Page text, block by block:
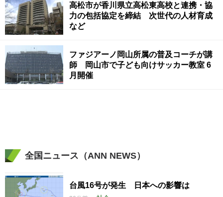
高松市が香川県立高松東高校と連携・協
力の包括協定を締結 次世代の人材育成
など
ファジアーノ岡山所属の普及コーチが講
師 岡山市で子ども向けサッカー教室 6
月開催
全国ニュース（ANN NEWS）
台風16号が発生 日本への影響は